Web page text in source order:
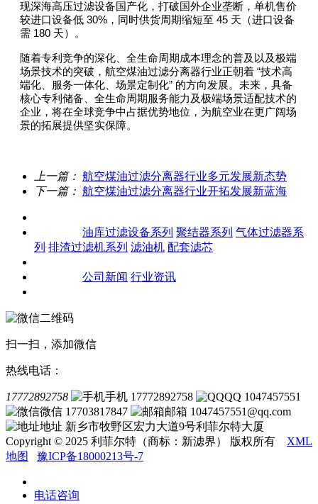
现深海高压过滤设备国产化，打破国外企业垄断，单机售价
较进口设备低 30% ，同时供货周期缩短至 45 天（进口设备
需 180 天）。
随着专利竞争的深化、全生命周期成本理念的普及以及极端
场景技术的突破，航空煤油过滤分离器行业正朝着 “技术高
端化、服务一体化、场景定制化” 的方向发展。未来，具备
核心专利储备、全生命周期服务能力及极端场景适配技术的
企业，将在全球竞争中占据优势地位，为航空业在更广阔场
景的拓展提供坚实保障。
上一篇： 航空煤油过滤分离器行业多元发展新态势
下一篇： 航空煤油过滤分离器行业开拓发展新蓝海
油库过滤设备系列 聚结器系列 气体过滤器系
列 排渣过滤机系列 滤油机 配套滤芯
公司新闻 行业资讯
扫一扫，添加微信
热线电话：
17772892758 手机 17772892758
QQ 1047457551
微信 17703817847
邮箱 1047457551@qq.com
地址 新乡市牧野区宏力大道9号利菲尔特大厦
Copyright © 2025 利菲尔特（商标：新滤界） 版权所有 XML
地图
豫ICP备18000213号-7
电话咨询